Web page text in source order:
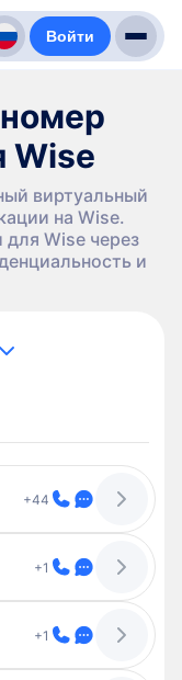
Войти
Wise
виртуальный
на Wise.
Wise через
и
+44
+1
+1